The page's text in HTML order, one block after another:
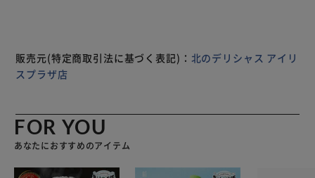
ラバーズアソート(クッキー&クリーム)：クリーム(生乳(北
海道))、脱脂濃縮乳、砂糖、チョコレートクッキー、卵黄／
ラバーズアソート(ストロベリー)：クリーム(生乳(北海
道))、脱脂濃縮乳、ストロベリー果肉、砂糖、卵黄、(一部
に乳成分・卵を含む)
クラシックアソート(バニラ)：クリーム(生乳(北海道))、脱
販売元(特定商取引法に基づく表記)： 北のデリシャス アイリ
スプラザ店
FOR YOU
あなたにおすすめのアイテム